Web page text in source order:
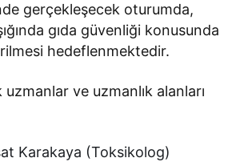
gerçekleşecek oturumda,
gıda güvenliği konusunda
hedeflenmektedir.
uzmanlar ve uzmanlık alanları
Karakaya (Toksikolog)